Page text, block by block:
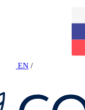
EN /